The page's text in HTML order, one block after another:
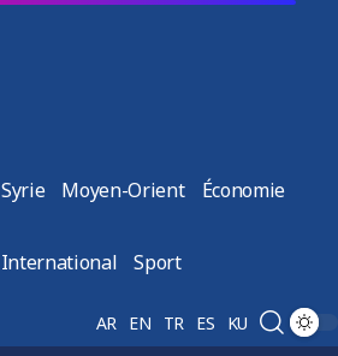
Syrie Moyen-Orient Économie
International Sport
AR EN TR ES KU